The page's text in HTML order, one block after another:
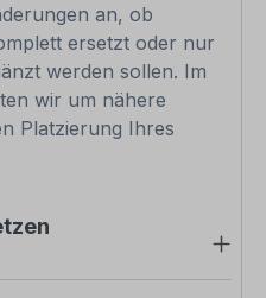
an, ob
ersetzt oder nur
werden sollen. Im
wir um nähere
Platzierung Ihres